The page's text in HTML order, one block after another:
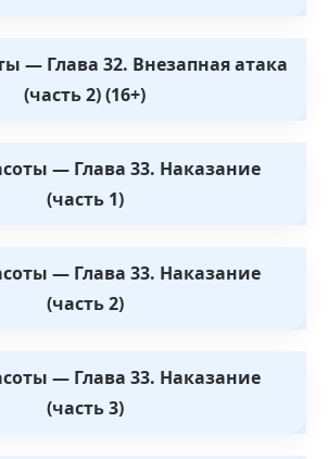
— Глава 32. Внезапная атака
(часть 2) (16+)
— Глава 33. Наказание
(часть 1)
— Глава 33. Наказание
(часть 2)
— Глава 33. Наказание
(часть 3)